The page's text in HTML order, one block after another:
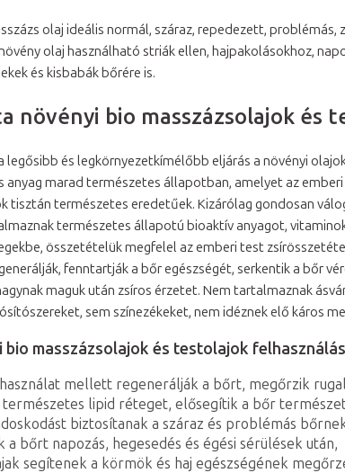
olaj ideális normál, száraz, repedezett, problémás,
olaj használható striák ellen, hajpakolásokhoz,
és kisbabák bőrére is.
növényi bio masszázsolajok és
legősibb és legkörnyezetkímélőbb eljárás a növényi
anyag marad természetes állapotban, amelyet az
tisztán természetes eredetűek. Kizárólag gondosan
természetes állapotú bioaktív anyagot,
összetételük megfelel az emberi test
fenntartják a bőr egészségét, serkentik a bőr
maguk után zsíros érzetet. Nem tartalmaznak
sem színezékeket, nem idéznek elő káros
bio masszázsolajok és testolajok
mellett regenerálják a bőrt, megőrzik
természetes lipid réteget, elősegítik a bőr
biztosítanak a száraz és problémás
a bőrt napozás, hegesedés és égési sérülések után,
segítenek a körmök és haj egészségének